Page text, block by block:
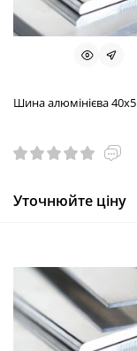
Шина алюмінієва 40х5
Уточнюйте ціну